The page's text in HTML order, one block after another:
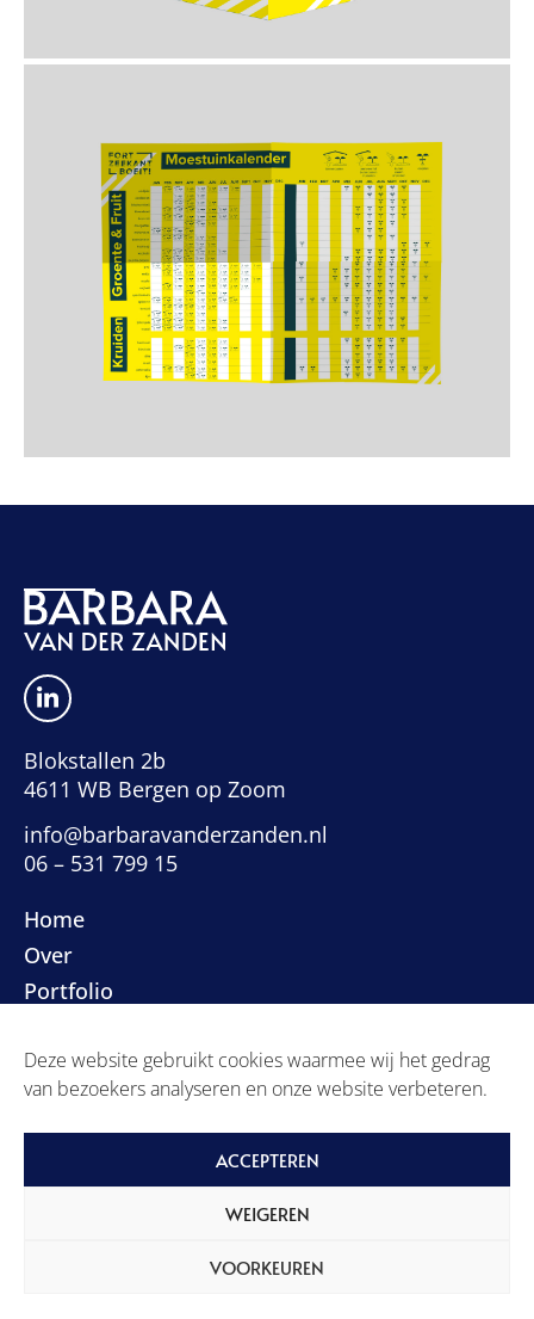
Deze website gebruikt cookies waarmee wij het gedrag
van bezoekers analyseren en onze website verbeteren.
ACCEPTEREN
WEIGEREN
VOORKEUREN
Blokstallen 2b
4611 WB Bergen op Zoom
info@barbaravanderzanden.nl
06 – 531 799 15
Home
Over
Portfolio
Privacyverklaring